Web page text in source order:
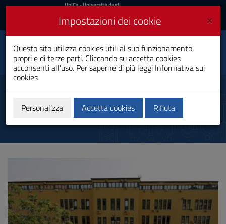
Vai
al
navigazione
sito
UniCa
Accedi
UniCa- Università degli
Accedi UniCA News
Toggle
navigation
Scienze dell'Educazione
e della Formazione
Laurea
Sede
×
Impostazioni dei cookie
Questo sito utilizza cookies utili al suo funzionamento,
propri e di terze parti. Cliccando su accetta cookies
acconsenti all'uso. Per saperne di più leggi Informativa sui
cookies
Personalizza Accetta cookies Rifiuta